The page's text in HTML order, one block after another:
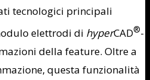
tecnologici principali
elettrodi di hyperCAD®-
della feature. Oltre a
questa funzionalità